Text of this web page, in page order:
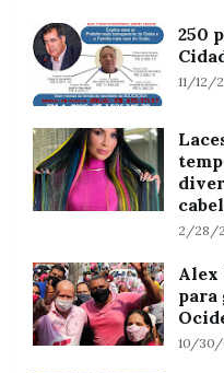
250
11/12/
2/28/
Alex
para
10/30/